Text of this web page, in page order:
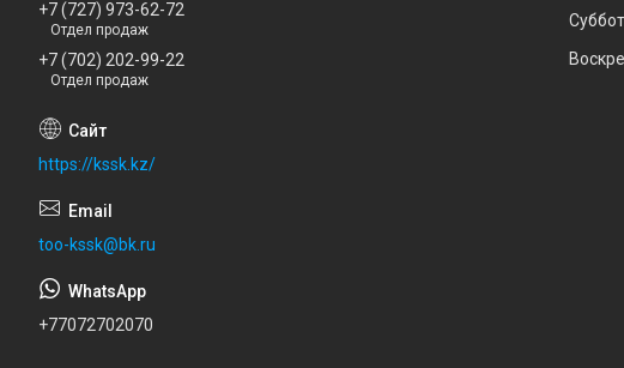
+7 (727) 973-62-72
Отдел продаж
+7 (702) 202-99-22
Отдел продаж
https://kssk.kz/
too-kssk@bk.ru
+77072702070